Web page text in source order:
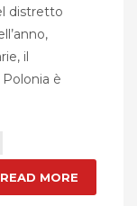
distretto
il
è
READ MORE